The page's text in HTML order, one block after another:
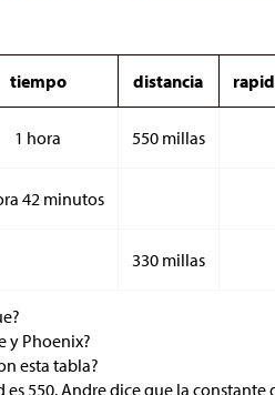
tiempo distancia
1 hora 550 millas
42 minutos
330 millas
y Phoenix?
esta tabla?
550. Andre dice que la